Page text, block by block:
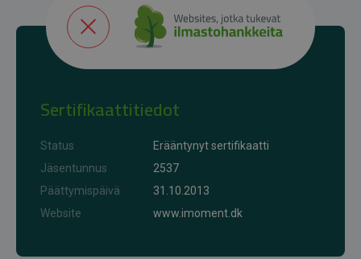
Sertifikaattitiedot
Status
Erääntynyt sertifikaatti
Jäsentunnus
2537
Päättymispäivä
31.10.2013
Website
www.imoment.dk